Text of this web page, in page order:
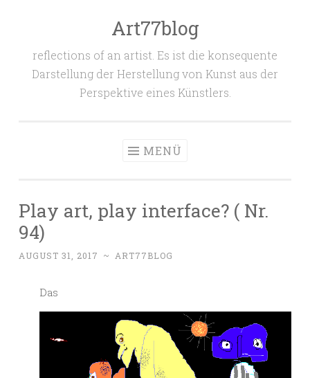
Art77blog
reflections of an artist. Es ist die konsequente
Darstellung der Herstellung von Kunst aus der
Perspektive eines Künstlers.
MENÜ
Play art, play interface? ( Nr.
94)
AUGUST 31, 2017 ~ ART77BLOG
Das